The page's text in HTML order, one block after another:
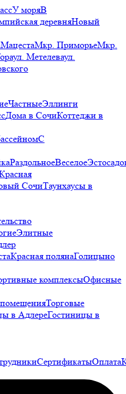
У моряВ
деревняНовый
МацестаМкр. ПриморьеМкр.
ул. Метелеваул.
ЧастныеЭллинги
Дома в СочиКоттеджи в
С
РаздольноеВеселое
СочиТаунхаусы в
Элитные
Красная полянаГолицыно
комплексыОфисные
Торговые
в АдлереГостиницы в
СертификатыОплата